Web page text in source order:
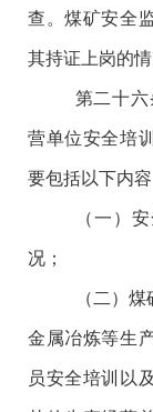
查。煤矿安全
其持证上岗的
第二十六
营单位安全培
要包括以下内容
（一）
况；
（二）
金属冶炼等生
员安全培训以